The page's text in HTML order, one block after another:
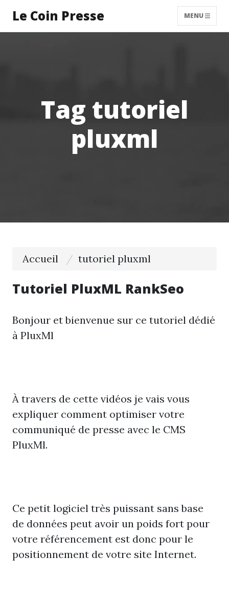
Le Coin Presse MENU
Tag tutoriel
pluxml
Accueil tutoriel pluxml
Tutoriel PluxML RankSeo
Bonjour et bienvenue sur ce tutoriel dédié
à PluxMl
À travers de cette vidéos je vais vous
expliquer comment optimiser votre
communiqué de presse avec le CMS
PluxMl.
Ce petit logiciel très puissant sans base
de données peut avoir un poids fort pour
votre référencement est donc pour le
positionnement de votre site Internet.